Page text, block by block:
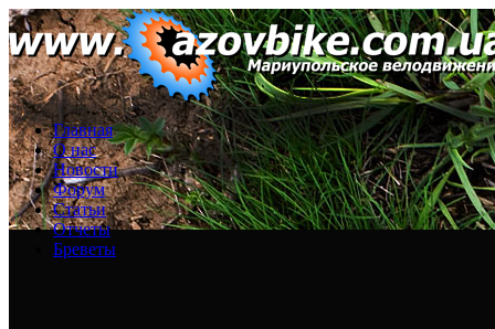
Главная
О нас
Новости
Форум
Статьи
Отчеты
Бреветы